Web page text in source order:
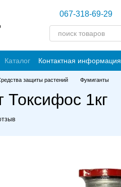
067-318-69-29
Каталог Контактная информация
защиты растений Фумиганты
Токсифос 1кг